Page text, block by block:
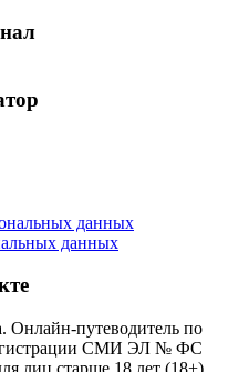
данных
данных
Онлайн-путеводитель по
СМИ ЭЛ № ФС
лиц старше 18 лет (18+).